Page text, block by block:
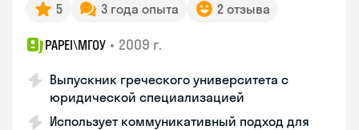
5 3 года опыта 2 отзыва
PAPEI\MГОУ • 2009 г.
Выпускник греческого университета с
юридической специализацией
Использует коммуникативный подход для